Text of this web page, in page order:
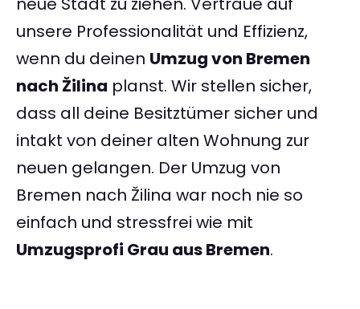
unsere Professionalität und Effizienz,
wenn du deinen Umzug von Bremen
nach Žilina planst. Wir stellen sicher,
dass all deine Besitztümer sicher und
intakt von deiner alten Wohnung zur
neuen gelangen. Der Umzug von
Bremen nach Žilina war noch nie so
einfach und stressfrei wie mit
Umzugsprofi Grau aus Bremen.